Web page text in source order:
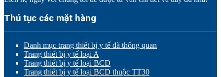
Thủ tục các mặt hàng
Danh mục trang thiết bị y tế đã thông quan
Trang thiết bị y tế loại A
Trang thiết bị y tế loại BCD
Trang thiết bị y tế loại BCD thuộc TT30